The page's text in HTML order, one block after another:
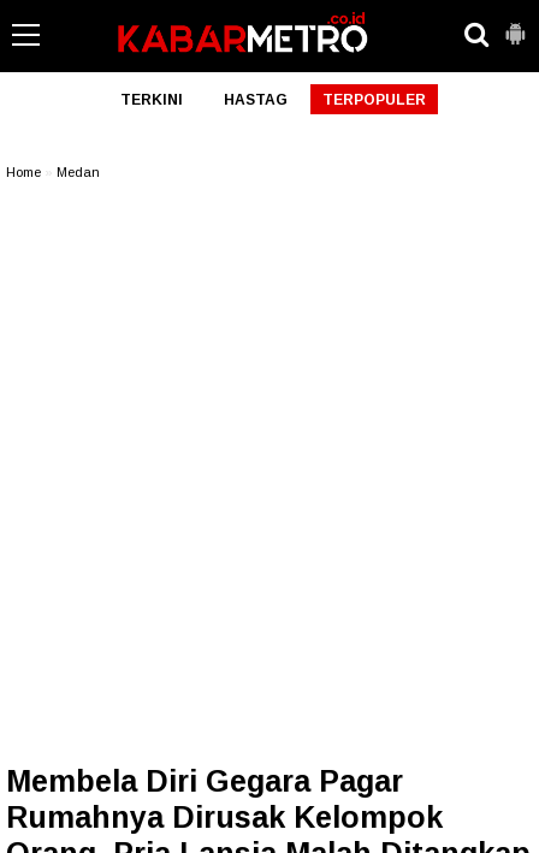
TERKINI HASTAG TERPOPULER
Home Medan
Membela Diri Gegara Pagar
Rumahnya Dirusak Kelompok